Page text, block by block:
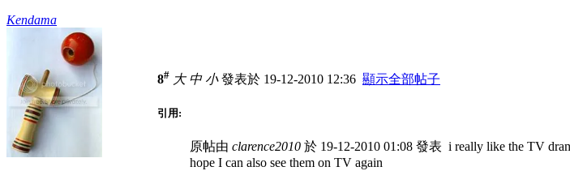
Kendama
8# 大 中 小發表於 19-12-2010 12:36 顯示全部帖子
引用:
原帖由 clarence2010 於 19-12-2010 01:08 發表 i really like the TV
hope I can also see them on TV again